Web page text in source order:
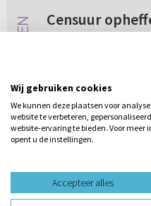
Censuur
‘onterecht’
gemeente. Nu wil
opheffen, maar
Geen reacties
Wij gebruiken cookies
We kunnen deze plaatsen voor
website te verbeteren,
website-ervaring te bieden. Voor meer
opent u de instellingen.
Accepteer alles